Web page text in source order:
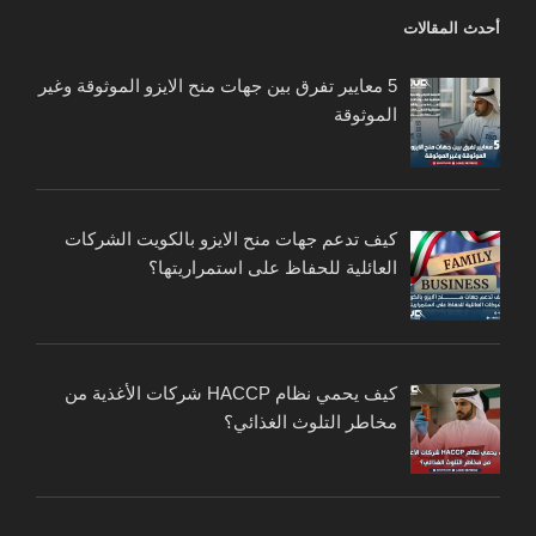
أحدث المقالات
5 معايير تفرق بين جهات منح الايزو الموثوقة وغير
الموثوقة
كيف تدعم جهات منح الايزو بالكويت الشركات
العائلية للحفاظ على استمراريتها؟
كيف يحمي نظام HACCP شركات الأغذية من
مخاطر التلوث الغذائي؟